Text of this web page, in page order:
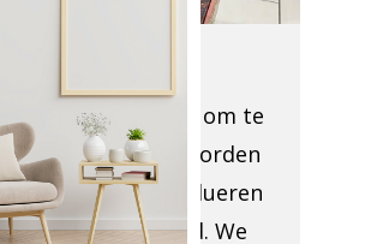
plaatse de ruimtes om te
zien wat er moet worden
weggehaald en evalueren
de toegankelijkheid. We